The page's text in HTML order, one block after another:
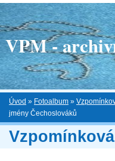
-
Úvod » Fotoalbum »
jmény Čechoslováků